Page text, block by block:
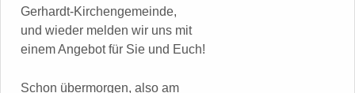
Gerhardt-Kirchengemeinde,
und wieder melden wir uns mit
einem Angebot für Sie und Euch!
Schon übermorgen, also am